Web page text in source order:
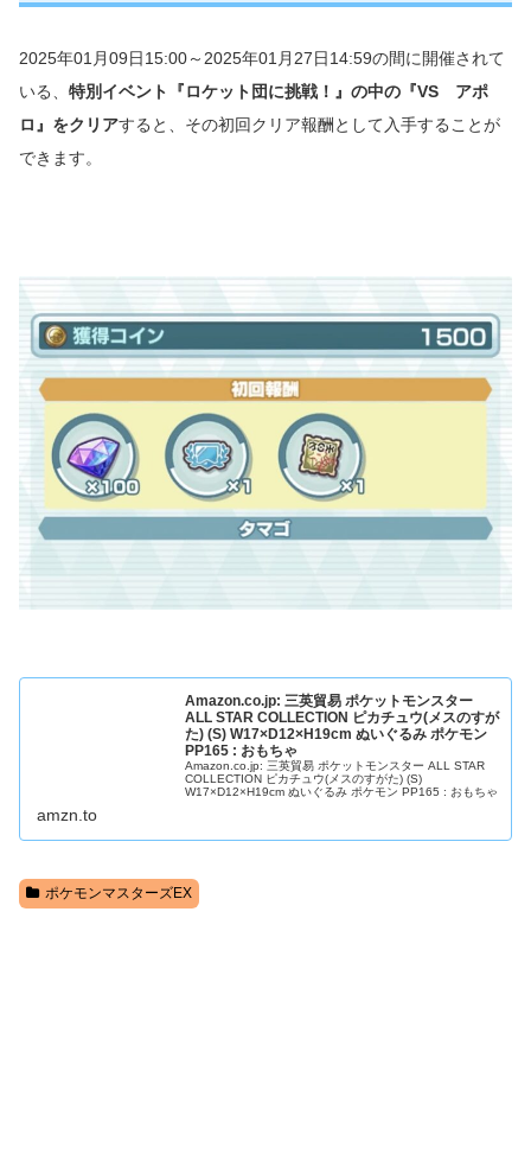
2025年01月09日15:00～2025年01月27日14:59の間に開催されて
いる、 特別イベント『ロケット団に挑戦！』の中の『VS アポ
ロ』をクリアすると、その初回クリア報酬として入手することが
できます。
Amazon.co.jp: 三英貿易 ポケットモンスター
ALL STAR COLLECTION ピカチュウ(メスのすが
た) (S) W17×D12×H19cm ぬいぐるみ ポケモン
PP165 : おもちゃ
Amazon.co.jp: 三英貿易 ポケットモンスター ALL STAR
COLLECTION ピカチュウ(メスのすがた) (S)
W17×D12×H19cm ぬいぐるみ ポケモン PP165 : おもちゃ
amzn.to
ポケモンマスターズEX